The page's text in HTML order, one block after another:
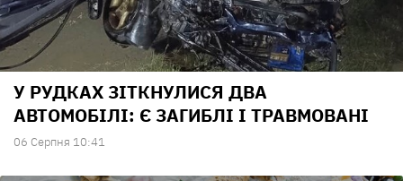
У РУДКАХ ЗІТКНУЛИСЯ ДВА
АВТОМОБІЛІ: Є ЗАГИБЛІ І ТРАВМОВАНІ
06 Серпня 10:41